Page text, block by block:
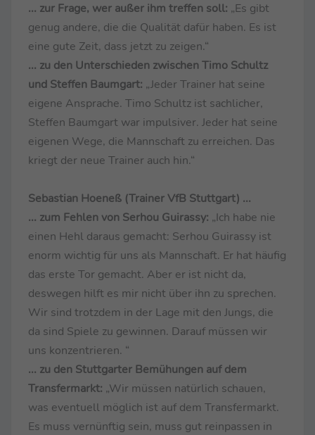
... zur Frage, wer außer ihm treffen soll: „Es gibt
genug andere, die die Qualität dafür haben. Es ist
eine gute Zeit, dass jetzt zu zeigen.“
... zu den Unterschieden zwischen Timo Schultz
und Steffen Baumgart: „Jeder Trainer hat seine
eigene Ansprache. Timo Schultz ist sachlicher,
Steffen Baumgart war impulsiver. Jeder hat seine
eigenen Wege, die Mannschaft zu erreichen. Das
kriegt der neue Trainer auch hin.“
Sebastian Hoeneß (Trainer VfB Stuttgart) ...
... zum Fehlen von Serhou Guirassy: „Ich habe nie
einen Hehl daraus gemacht: Serhou Guirassy ist
enorm wichtig für uns als Mannschaft. Er hat häufig
das erste Tor gemacht. Aber er ist nicht da,
deswegen hilft es mir nicht über ihn zu sprechen.
Wir sind trotzdem in der Lage mit den Jungs, die
da sind Spiele zu gewinnen. Darauf müssen wir
uns konzentrieren. “
... zu den Stuttgarter Bemühungen auf dem
Transfermarkt: „Wir müssen natürlich schauen,
was eventuell möglich ist auf dem Transfermarkt.
Es muss vernünftig sein, muss gut reinpassen in